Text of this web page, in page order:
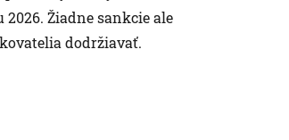
Žiadne sankcie ale
dodržiavať.